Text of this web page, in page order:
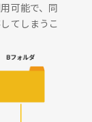
可能で、同
てしまうこ